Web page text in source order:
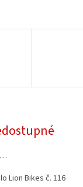
Lion Bikes č. 116